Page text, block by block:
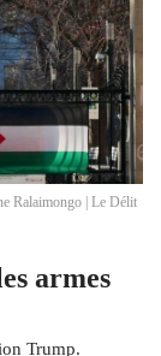
Ralaimongo | Le Délit
armes
Trump.